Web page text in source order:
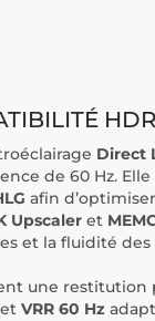
HDR
Direct
de 60 Hz.
afin
Upscaler et
et la fluidité
une restitution
et VRR 60 Hz